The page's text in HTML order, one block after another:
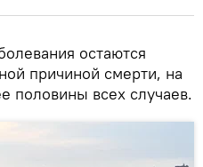
остаются
причиной смерти, на
половины всех случаев.